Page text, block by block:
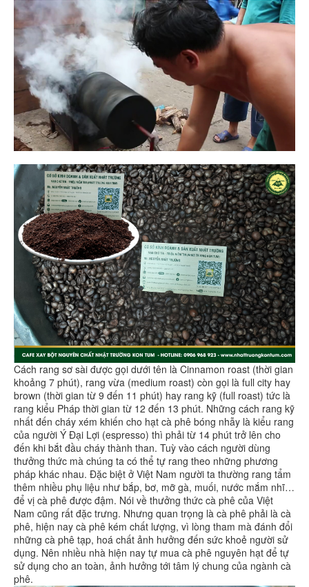
Cách rang sơ sài được gọi dưới tên là Cinnamon roast (thời gian
khoảng 7 phút), rang vừa (medium roast) còn gọi là full city hay
brown (thời gian từ 9 đến 11 phút) hay rang kỹ (full roast) tức là
rang kiểu Pháp thời gian từ 12 đến 13 phút. Những cách rang kỹ
nhất đến cháy xém khiến cho hạt cà phê bóng nhẫy là kiểu rang
của người Ý Ðại Lợi (espresso) thì phải từ 14 phút trở lên cho
đến khi bắt đầu cháy thành than. Tuỳ vào cách người dùng
thưởng thức mà chúng ta có thể tự rang theo những phương
pháp khác nhau. Đặc biệt ở Việt Nam người ta thường rang tẩm
thêm nhiều phụ liệu như bắp, bơ, mỡ gà, muối, nước mắm nhĩ…
để vị cà phê được đậm. Nói về thưởng thức cà phê của Việt
Nam cũng rất đặc trưng. Nhưng quan trọng là cà phê phải là cà
phê, hiện nay cà phê kém chất lượng, vì lòng tham mà đánh đổi
những cà phê tạp, hoá chất ảnh hưởng đến sức khoẻ người sử
dụng. Nên nhiều nhà hiện nay tự mua cà phê nguyên hạt để tự
sử dụng cho an toàn, ảnh hưởng tới tâm lý chung của ngành cà
phê.